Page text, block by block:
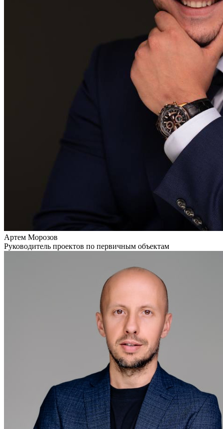
Артем Морозов
Руководитель проектов по первичным объектам